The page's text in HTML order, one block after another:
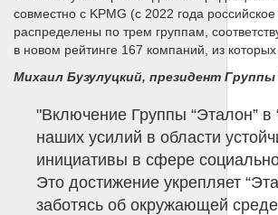
совместно с KPMG (c 2022 года
распределены по трем группам,
в новом рейтинге 167 компаний, из
Михаил Бузулуцкий, президент
"Включение Группы “Эталон” в
наших усилий в области
инициативы в сфере
Это достижение укрепляет
заботясь об окружающей